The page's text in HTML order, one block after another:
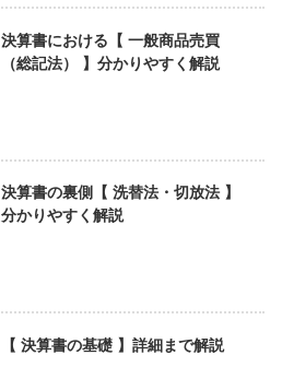
決算書における【 一般商品売買
（総記法） 】分かりやすく解説
決算書の裏側【 洗替法・切放法 】
分かりやすく解説
【 決算書の基礎 】詳細まで解説